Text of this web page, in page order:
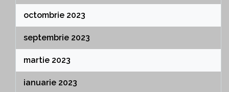
octombrie 2023
septembrie 2023
martie 2023
ianuarie 2023